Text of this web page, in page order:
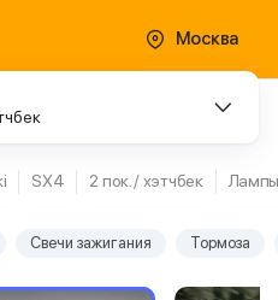
Москва
SX4 2 пок. / хэтчбек
Свечи зажигания Тормоза